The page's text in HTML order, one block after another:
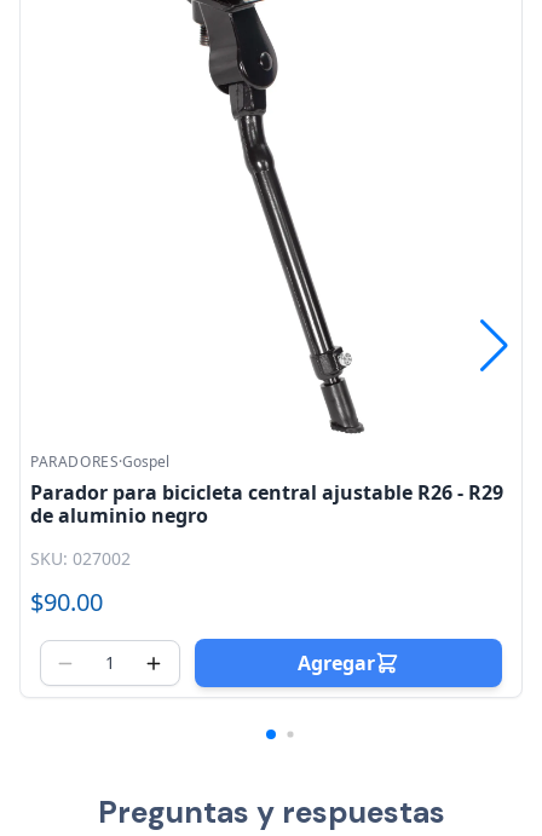
PARADORES·Mariluz
Parador para bicicleta central ajustable R20 - R29
ajustable de aluminio plata ECS - A02 Mariluz
SKU: 027005
$55.00
Agregar
Preguntas y respuestas